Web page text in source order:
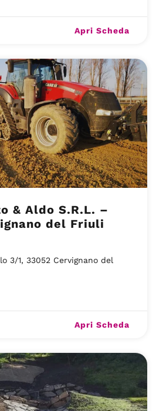
Apri Scheda
& Aldo S.R.L. –
del Friuli
3/1, 33052 Cervignano del
Apri Scheda